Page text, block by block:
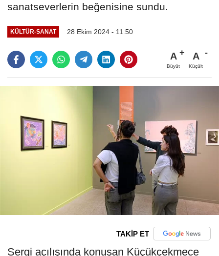
sanatseverlerin beğenisine sundu.
KÜLTÜR-SANAT 28 Ekim 2024 - 11:50
A
Büyüt
A
Küçült
TAKİP ET
Sergi açılışında konuşan Küçükçekmece